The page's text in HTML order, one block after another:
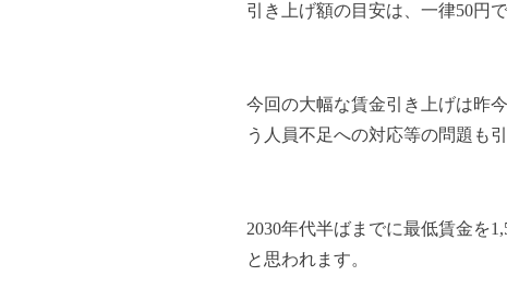
引き上げ額の目安は、一律50円
今回の大幅な賃金引き上げは昨
う人員不足への対応等の問題も
2030年代半ばまでに最低賃金を
と思われます。